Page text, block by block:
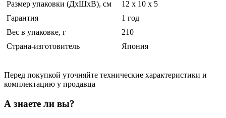
Размер упаковки (ДхШхВ), см
12 x 10 x 5
Гарантия
1 год
Вес в упаковке, г
210
Страна-изготовитель
Япония
Перед покупкой уточняйте технические характеристики и
комплектацию у продавца
А знаете ли вы?